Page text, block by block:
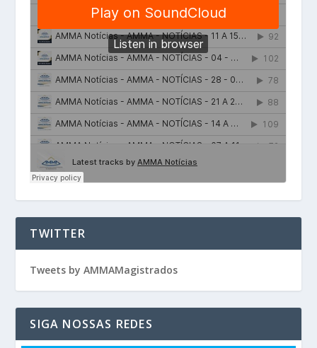
TWITTER
Tweets by AMMAMagistrados
SIGA NOSSAS REDES